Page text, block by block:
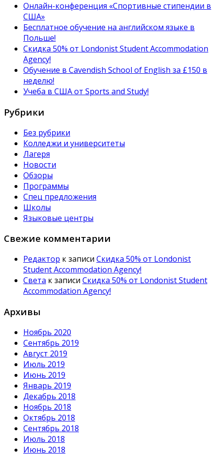
Онлайн-конференция «Спортивные стипендии в
США»
Бесплатное обучение на английском языке в
Польше!
Скидка 50% от Londonist Student Accommodation
Agency!
Обучение в Сavendish School of English за £150 в
неделю!
Учеба в США от Sports and Study!
Рубрики
Без рубрики
Колледжи и университеты
Лагеря
Новости
Обзоры
Программы
Спец предложения
Школы
Языковые центры
Свежие комментарии
Редактор к записи Скидка 50% от Londonist
Student Accommodation Agency!
Света к записи Скидка 50% от Londonist Student
Accommodation Agency!
Архивы
Ноябрь 2020
Сентябрь 2019
Август 2019
Июль 2019
Июнь 2019
Январь 2019
Декабрь 2018
Ноябрь 2018
Октябрь 2018
Сентябрь 2018
Июль 2018
Июнь 2018